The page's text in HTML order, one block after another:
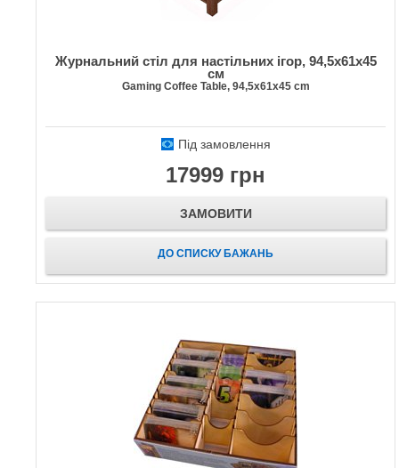
Журнальний стіл для настільних ігор, 94,5х61х45
см
Gaming Coffee Table, 94,5х61х45 cm
Під замовлення
17999 грн
ЗАМОВИТИ
ДО СПИСКУ БАЖАНЬ